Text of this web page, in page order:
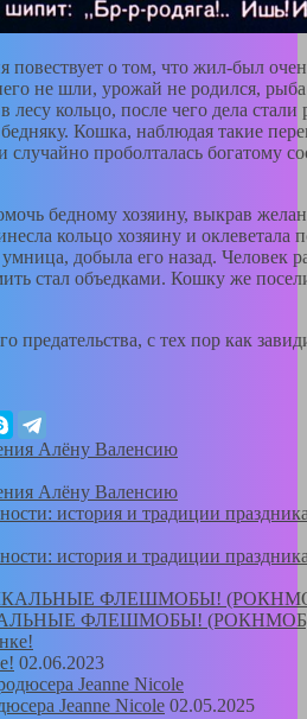
повествует о том, что жил-был
не шли, урожай не родился,
кольцо, после чего дела стали
бедняку. Кошка, наблюдая такие
проболталась богатому
бедному хозяину, выкрав
кольцо хозяину и оклеветала
добыла его назад. Человек
стал объедками. Кошку же
предательства, с тех пор как
Алёну Валенсию
Алёну Валенсию
история и традиции
история и традиции
ФЛЕШМОБЫ!
02.06.2023
Jeanne Nicole 02.05.2025